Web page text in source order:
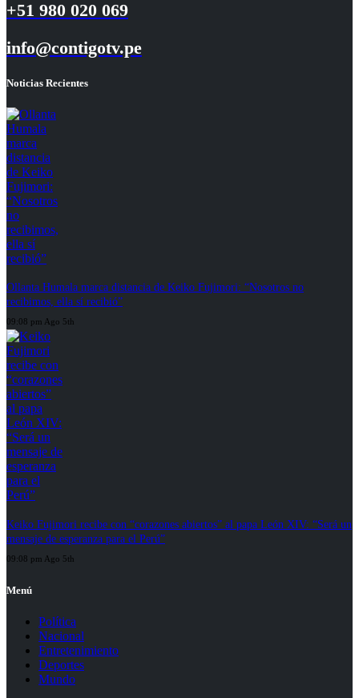
+51 980 020 069
info@contigotv.pe
Noticias Recientes
Ollanta Humala marca distancia de Keiko Fujimori: “Nosotros no
recibimos, ella sí recibió”
09:08 pm Ago 5th
Keiko Fujimori recibe con “corazones abiertos” al papa León XIV: “Será un
mensaje de esperanza para el Perú”
09:08 pm Ago 5th
Menú
Política
Nacional
Entretenimiento
Deportes
Mundo